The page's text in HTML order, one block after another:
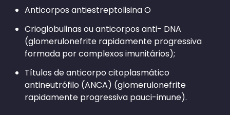
Anticorpos antiestreptolisina O
Crioglobulinas ou anticorpos anti- DNA
(glomerulonefrite rapidamente progressiva
formada por complexos imunitários);
Títulos de anticorpo citoplasmático
antineutrófilo (ANCA) (glomerulonefrite
rapidamente progressiva pauci-imune).